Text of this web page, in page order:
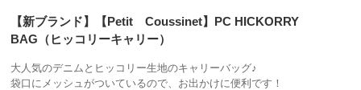
【新ブランド】【Petit Coussinet】PC HICKORRY
BAG（ヒッコリーキャリー）
大人気のデニムとヒッコリー生地のキャリーバッグ♪
袋口にメッシュがついているので、お出かけに便利です！